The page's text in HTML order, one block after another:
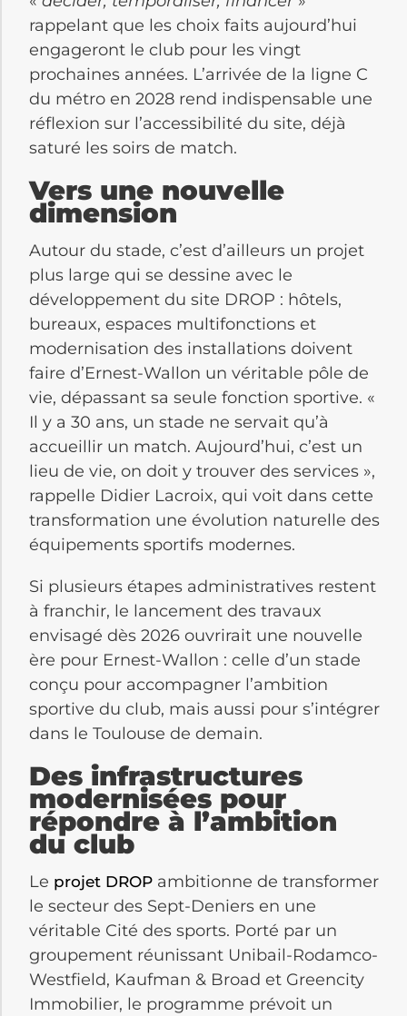
rappelant que les choix faits aujourd’hui
engageront le club pour les vingt
prochaines années. L’arrivée de la ligne C
du métro en 2028 rend indispensable une
réflexion sur l’accessibilité du site, déjà
saturé les soirs de match.
Vers une nouvelle
dimension
Autour du stade, c’est d’ailleurs un projet
plus large qui se dessine avec le
développement du site DROP : hôtels,
bureaux, espaces multifonctions et
modernisation des installations doivent
faire d’Ernest-Wallon un véritable pôle de
vie, dépassant sa seule fonction sportive. «
Il y a 30 ans, un stade ne servait qu’à
accueillir un match. Aujourd’hui, c’est un
lieu de vie, on doit y trouver des services »,
rappelle Didier Lacroix, qui voit dans cette
transformation une évolution naturelle des
équipements sportifs modernes.
Si plusieurs étapes administratives restent
à franchir, le lancement des travaux
envisagé dès 2026 ouvrirait une nouvelle
ère pour Ernest-Wallon : celle d’un stade
conçu pour accompagner l’ambition
sportive du club, mais aussi pour s’intégrer
dans le Toulouse de demain.
Des infrastructures
modernisées pour
répondre à l’ambition
du club
Le projet DROP ambitionne de transformer
le secteur des Sept-Deniers en une
véritable Cité des sports. Porté par un
groupement réunissant Unibail-Rodamco-
Westfield, Kaufman & Broad et Greencity
Immobilier, le programme prévoit un